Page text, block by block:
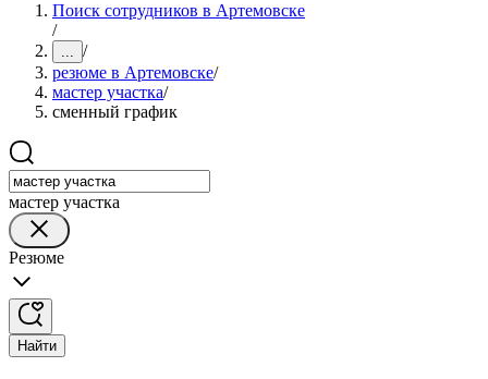
Поиск сотрудников в Артемовске
/
... /
резюме в Артемовске/
мастер участка/
сменный график
мастер участка
Резюме
Найти